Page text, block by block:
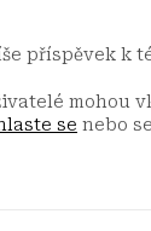
příspěvek k
mohou
se nebo se